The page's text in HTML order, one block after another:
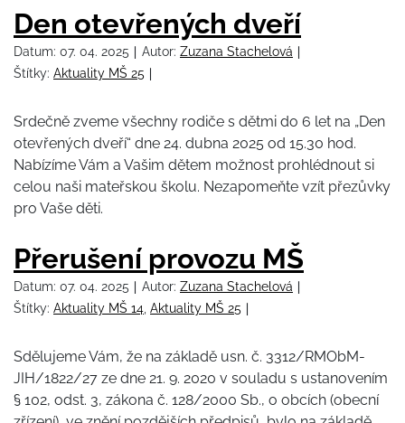
Den otevřených dveří
Datum: 07. 04. 2025 Autor: Zuzana Stachelová
Štítky: Aktuality MŠ 25
Srdečně zveme všechny rodiče s dětmi do 6 let na „Den
otevřených dveří“ dne 24. dubna 2025 od 15.30 hod.
Nabízíme Vám a Vašim dětem možnost prohlédnout si
celou naši mateřskou školu. Nezapomeňte vzít přezůvky
pro Vaše děti.
Přerušení provozu MŠ
Datum: 07. 04. 2025 Autor: Zuzana Stachelová
Štítky: Aktuality MŠ 14 Aktuality MŠ 25
Sdělujeme Vám, že na základě usn. č. 3312/RMObM-
JIH/1822/27 ze dne 21. 9. 2020 v souladu s ustanovením
§ 102, odst. 3, zákona č. 128/2000 Sb., o obcích (obecní